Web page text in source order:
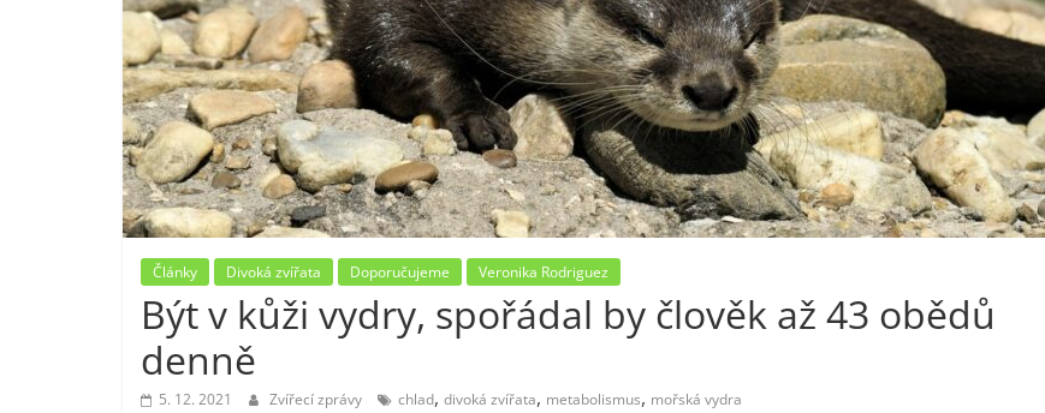
Články Divoká zvířata Doporučujeme Veronika Rodriguez
Být v kůži vydry, spořádal by člověk až 43 obědů
denně
5. 12. 2021 Zvířecí zprávy chlad, divoká zvířata, metabolismus, mořská vydra